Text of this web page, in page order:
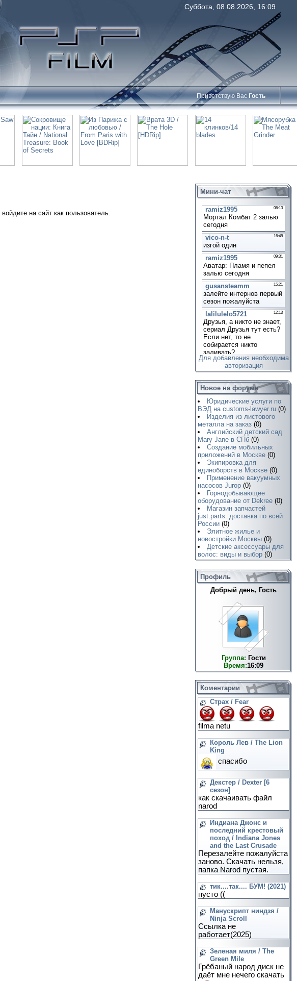
Суббота, 08.08.2026, 16:09
Приветствую Вас Гость
на сайт как пользователь.
Мини-чат
Для добавления необходима
авторизация
Новое на форуме
Юридические услуги по
ВЭД на customs-lawyer.ru (0)
Изделия из листового
металла на заказ (0)
Английский детский сад
Mary Jane в СПб (0)
Создание мобильных
приложений в Москве (0)
Экипировка для
единоборств в Москве (0)
Применение вакуумных
насосов Jurop (0)
Горнодобывающее
оборудование от Dekree (0)
Магазин запчастей
just.parts: доставка по всей
России (0)
Элитное жилье и
новостройки Москвы (0)
Детские аксессуары для
волос: виды и выбор (0)
Профиль
Добрый день, Гость
Группа: Гости
Время:16:09
Коментарии
Страх / Fear
filma netu
Король Лев / The Lion
King
спасибо
Декстер / Dexter [6
сезон]
как скачаивать файл
narod
Индиана Джонс и
последний крестовый
поход / Indiana Jones
and the Last Crusade
Перезалейте пожалуйста
заново. Скачать нельзя,
папка Narod пустая.
тик....так.... БУМ! (2021)
пусто ((
Манускрипт ниндзя /
Ninja Scroll
Ссылка не
работает(2025)
Зеленая миля / The
Green Mile
Грёбаный народ диск не
даёт мне нечего скачать